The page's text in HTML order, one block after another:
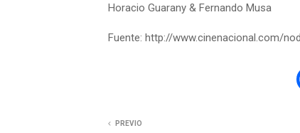
Horacio Guarany & Fernando Musa
Fuente: http://www.cinenacional.com/
PREVIO